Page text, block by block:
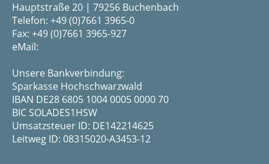
Hauptstraße 20 | 79256 Buchenbach
Telefon: +49 (0)7661 3965-0
Fax: +49 (0)7661 3965-927
eMail:
Unsere Bankverbindung:
Sparkasse Hochschwarzwald
IBAN DE28 6805 1004 0005 0000 70
BIC SOLADES1HSW
Umsatzsteuer ID: DE142214625
Leitweg ID: 08315020-A3453-12